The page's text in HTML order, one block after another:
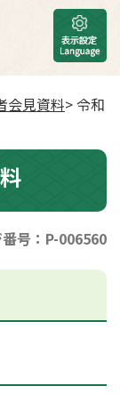
会見資料> 令和
号：P-006560